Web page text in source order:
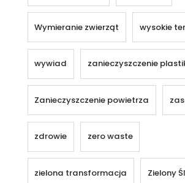
Wymieranie zwierząt wysokie
wywiad zanieczyszczenie
Zanieczyszczenie powietrza
zdrowie zero waste
zielona transformacja Zielony